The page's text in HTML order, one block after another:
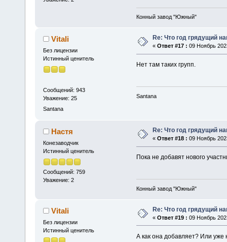
Конный завод "Южный"
Vitali
Без лицензии
Истинный ценитель
Сообщений: 943
Уважение: 25
Santana
Re: Что год грядущий
« Ответ #17 : 09 Ноябрь
Нет там таких групп.
Santana
Настя
Конезаводчик
Истинный ценитель
Сообщений: 759
Уважение: 2
Re: Что год грядущий
« Ответ #18 : 09 Ноябрь
Пока не добавят нового
Конный завод "Южный"
Vitali
Без лицензии
Истинный ценитель
Re: Что год грядущий
« Ответ #19 : 09 Ноябрь
А как она добавляет? Или уже